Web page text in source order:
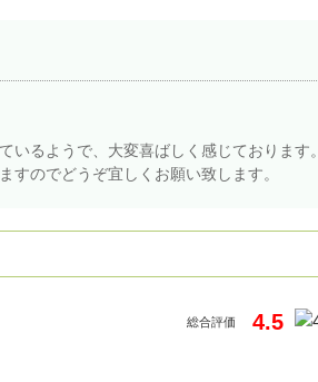
るようで、大変喜ばしく感じております。
すのでどうぞ宜しくお願い致します。
総合評価 4.5